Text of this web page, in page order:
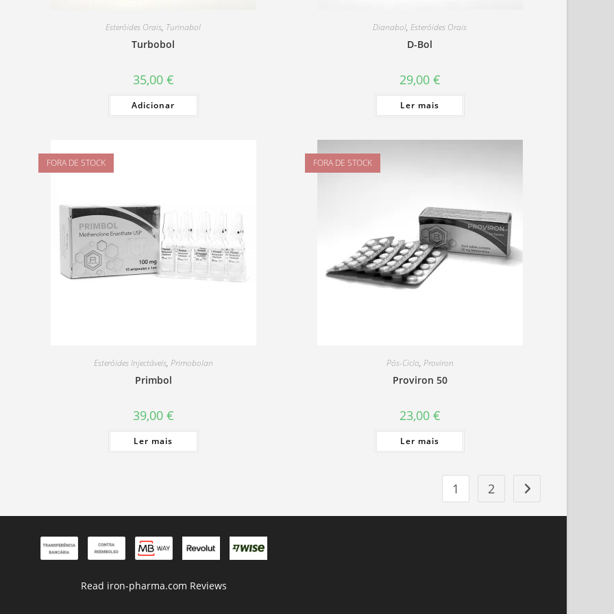
Esteróides Orais, Turinabol
Turbobol
35,00 €
Adicionar
Dianabol,Esteróides Orais
D-Bol
29,00 €
Ler mais
FORA DE STOCK
Esteróides Injectáveis, Primobolan
Primbol
39,00 €
Ler mais
FORA DE STOCK
Pós-Ciclo, Proviron
Proviron 50
23,00 €
Ler mais
1 2
Read iron-pharma.com Reviews